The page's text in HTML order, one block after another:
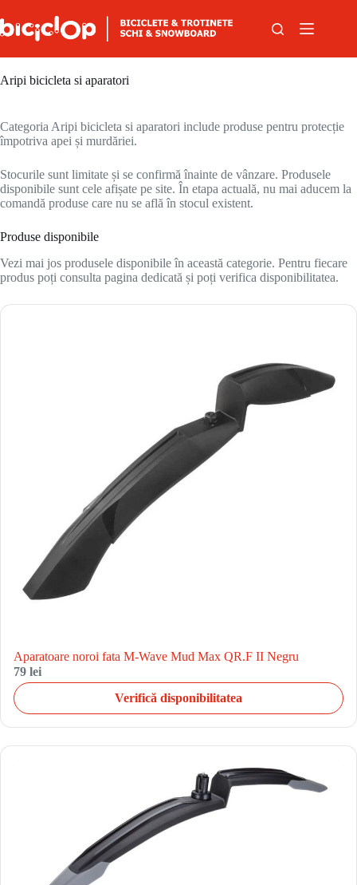
Aripi bicicleta si aparatori
Categoria Aripi bicicleta si aparatori include produse pentru protecție
împotriva apei și murdăriei.
Stocurile sunt limitate și se confirmă înainte de vânzare. Produsele
disponibile sunt cele afișate pe site. În etapa actuală, nu mai aducem la
comandă produse care nu se află în stocul existent.
Produse disponibile
Vezi mai jos produsele disponibile în această categorie. Pentru fiecare
produs poți consulta pagina dedicată și poți verifica disponibilitatea.
Aparatoare noroi fata M-Wave Mud Max QR.F II Negru
79 lei
Verifică disponibilitatea